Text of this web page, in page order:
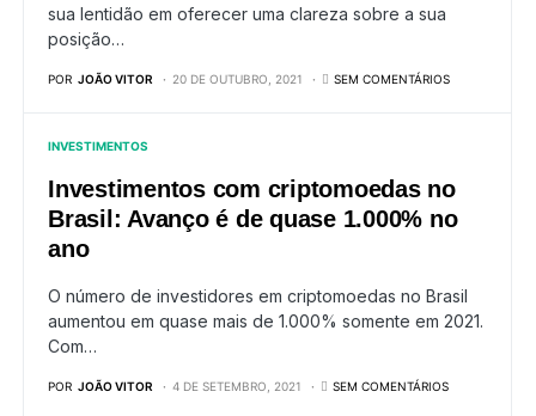
sua lentidão em oferecer uma clareza sobre a sua
posição…
POR JOÃO VITOR 20 DE OUTUBRO, 2021 SEM COMENTÁRIOS
INVESTIMENTOS
Investimentos com criptomoedas no
Brasil: Avanço é de quase 1.000% no
ano
O número de investidores em criptomoedas no Brasil
aumentou em quase mais de 1.000% somente em 2021.
Com…
POR JOÃO VITOR 4 DE SETEMBRO, 2021 SEM COMENTÁRIOS